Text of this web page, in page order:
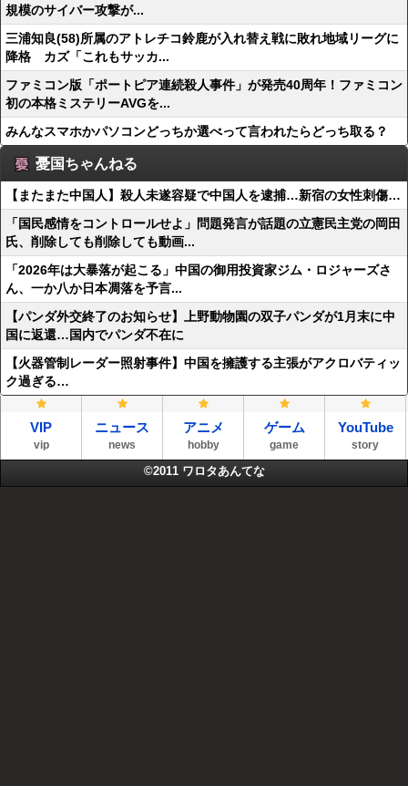
規模のサイバー攻撃が...
三浦知良(58)所属のアトレチコ鈴鹿が入れ替え戦に敗れ地域リーグに
降格 カズ「これもサッカ...
ファミコン版「ポートピア連続殺人事件」が発売40周年！ファミコン
初の本格ミステリーAVGを...
みんなスマホかパソコンどっちか選べって言われたらどっち取る？
憂国ちゃんねる
【またまた中国人】殺人未遂容疑で中国人を逮捕…新宿の女性刺傷…
「国民感情をコントロールせよ」問題発言が話題の立憲民主党の岡田
氏、削除しても削除しても動画...
「2026年は大暴落が起こる」中国の御用投資家ジム・ロジャーズさ
ん、一か八か日本凋落を予言...
【パンダ外交終了のお知らせ】上野動物園の双子パンダが1月末に中
国に返還…国内でパンダ不在に
【火器管制レーダー照射事件】中国を擁護する主張がアクロバティッ
ク過ぎる…
VIP
vip
ニュース
news
アニメ
hobby
ゲーム
game
YouTube
story
©2011 ワロタあんてな